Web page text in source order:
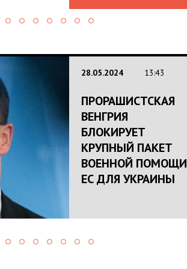
28.05.2024 13:43
ПРОРАШИСТСКАЯ
ВЕНГРИЯ
БЛОКИРУЕТ
КРУПНЫЙ ПАКЕТ
ВОЕННОЙ ПОМОЩИ
ЕС ДЛЯ УКРАИНЫ